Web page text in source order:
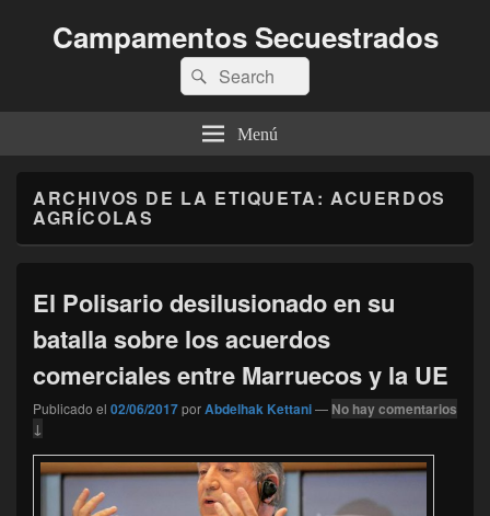
Campamentos Secuestrados
Buscar
por:
Buscar
Menú
ARCHIVOS DE LA ETIQUETA:ACUERDOS
AGRÍCOLAS
El Polisario desilusionado en su
batalla sobre los acuerdos
comerciales entre Marruecos y la UE
Publicado el 02/06/2017porAbdelhak Kettani— No hay comentarios
↓